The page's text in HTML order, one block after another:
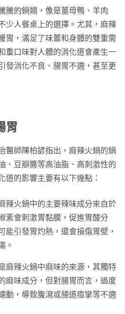
騰的鍋類，像是薑母鴨、羊肉
少人餐桌上的選擇。尤其，麻辣
胃，滿足了味蕾和身體的雙重需
重口味對人體的消化道會產生一
發消化不良、腸胃不適，甚至更
胃
醫師陳柏諺指出，麻辣火鍋的鍋
、豆瓣醬等高油脂、高刺激性的
道的影響主要有以下幾點：
辣火鍋中的主要辣味成分來自於
素會刺激胃黏膜，促進胃酸分
能引發胃灼熱，還會損傷胃壁，
。
麻辣火鍋中麻味的來源，其獨特
麻味成分，但對腸胃而言，過度
動，導致腹瀉或腸道痙攣等不適